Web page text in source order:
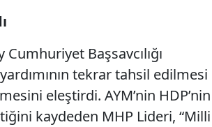
Başsavcılığı
tekrar tahsil edilmesi
eleştirdi. AYM’nin HDP’nin
kaydeden MHP Lideri, “Milli